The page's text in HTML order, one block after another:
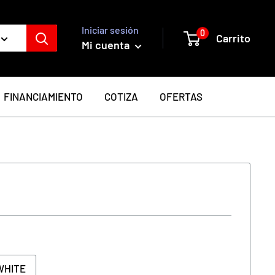
Iniciar sesión
Mi cuenta
0 Carrito
FINANCIAMIENTO COTIZA OFERTAS